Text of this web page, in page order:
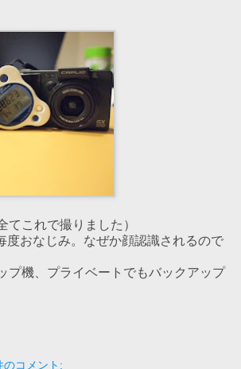
てこれで撮りました）
度おなじみ。なぜか顔認識されるので
プ機、プライベートでもバックアップ
のコメント: